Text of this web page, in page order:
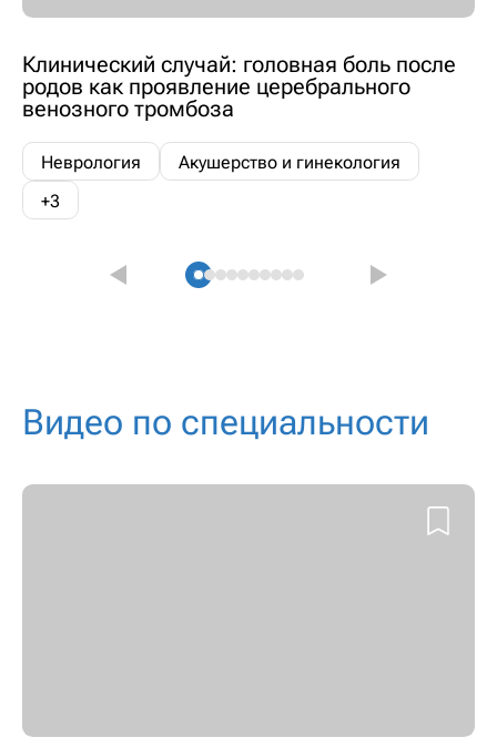
Клинический случай: головная боль после
родов как проявление церебрального
венозного тромбоза
Неврология
Акушерство и гинекология
+3
Видео по специальности